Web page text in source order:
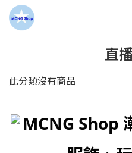
直
此分類沒有商品
MCNG Shop